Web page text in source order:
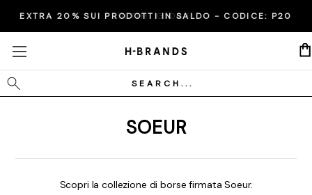
EXTRA 20% SUI PRODOTTI IN SALDO - CODICE: P20
ULTIMI GIORNI
Cerca
SOEUR
Scopri la collezione di borse firmata Soeur.